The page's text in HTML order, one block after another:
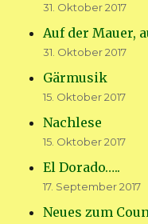
31. Oktober 2017
Auf der Mauer,
31. Oktober 2017
Gärmusik
15. Oktober 2017
Nachlese
15. Oktober 2017
El Dorado…..
17. September 2017
Neues zum